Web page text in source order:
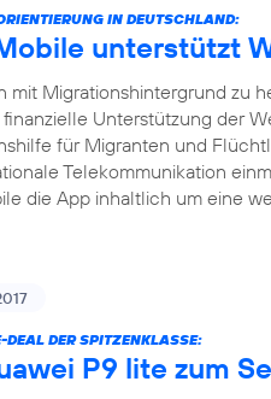
IN DEUTSCHLAND:
unterstützt
mit Migrationshintergrund zu
Unterstützung der
für Migranten und
Telekommunikation
die App inhaltlich um eine
DEAL DER SPITZENKLASSE:
P9 lite zum